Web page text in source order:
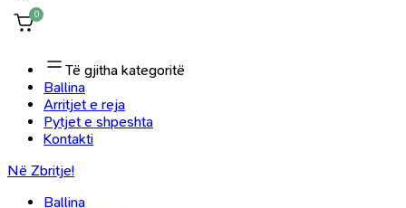
0
Të gjitha kategoritë
Ballina
Arritjet e reja
Pytjet e shpeshta
Kontakti
Në Zbritje!
Ballina